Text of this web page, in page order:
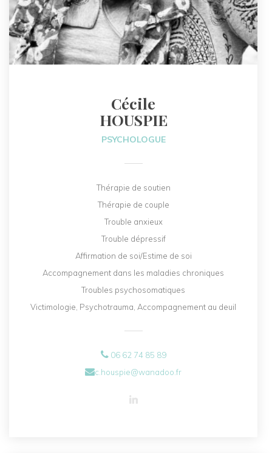
Cécile
HOUSPIE
PSYCHOLOGUE
Thérapie de soutien
Thérapie de couple
Trouble anxieux
Trouble dépressif
Affirmation de soi/Estime de soi
Accompagnement dans les maladies chroniques
Troubles psychosomatiques
Victimologie, Psychotrauma, Accompagnement au deuil
06 62 74 85 89
c.houspie@wanadoo.fr